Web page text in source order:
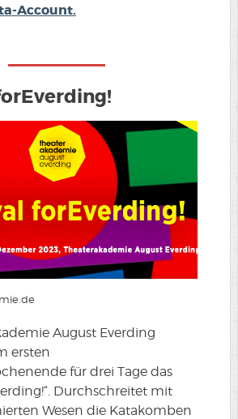
Account.
August Everding
ersten
für drei Tage das
Durchschreitet mit
Wesen die Katakomben